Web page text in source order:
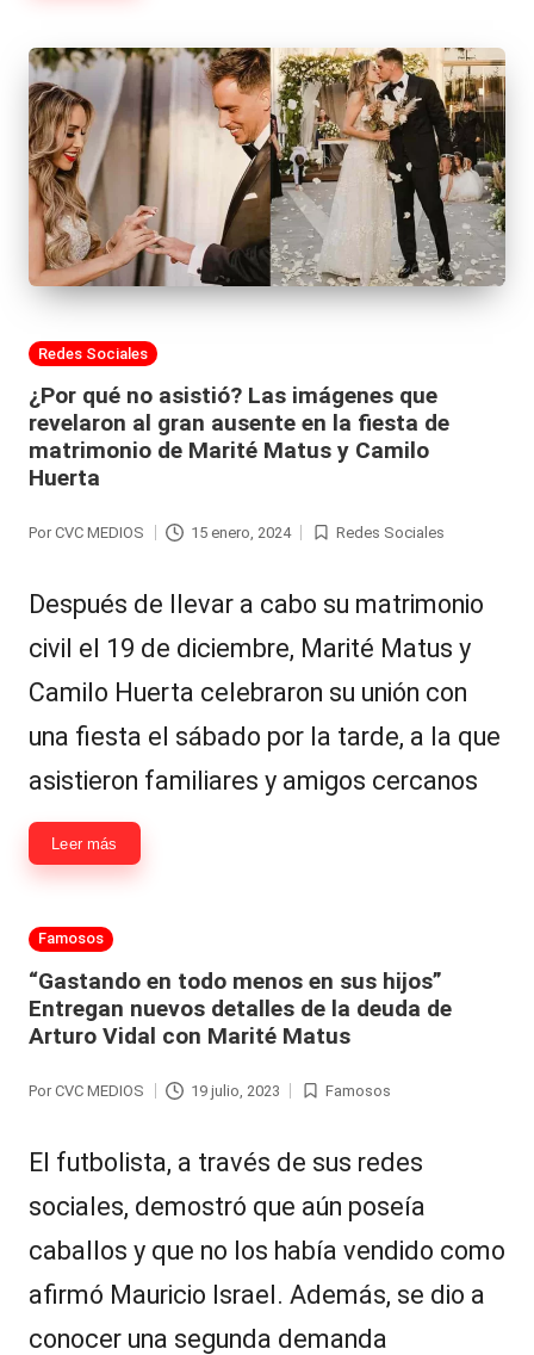
Publicada
Redes Sociales
¿Por qué no asistió? Las imágenes que
revelaron al gran ausente en la fiesta de
matrimonio de Marité Matus y Camilo
Huerta
Por CVC MEDIOS 15 enero, 2024
Publicada
Redes Sociales
Después de llevar a cabo su matrimonio
civil el 19 de diciembre, Marité Matus y
Camilo Huerta celebraron su unión con
una fiesta el sábado por la tarde, a la que
asistieron familiares y amigos cercanos
Leer más
Publicada
Famosos
“Gastando en todo menos en sus hijos”
Entregan nuevos detalles de la deuda de
Arturo Vidal con Marité Matus
Por CVC MEDIOS 19 julio, 2023
Publicada
Famosos
El futbolista, a través de sus redes
sociales, demostró que aún poseía
caballos y que no los había vendido como
afirmó Mauricio Israel. Además, se dio a
conocer una segunda demanda